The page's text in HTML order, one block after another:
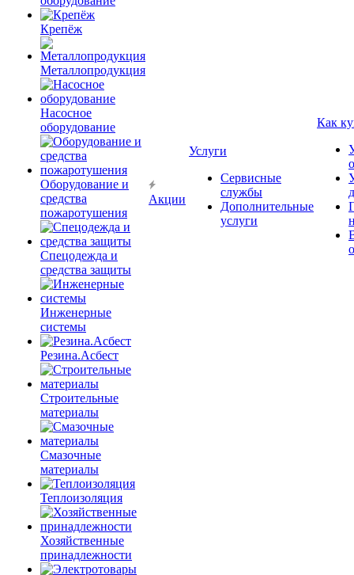
Крепёж
Металлопродукция
Насосное
оборудование
Оборудование и
средства
пожаротушения
Спецодежда и
средства защиты
Инженерные
системы
Резина.Асбест
Строительные
материалы
Смазочные
материалы
Теплоизоляция
Хозяйственные
принадлежности
Акции
Услуги
Сервисные
службы
Дополнительные
услуги
Как